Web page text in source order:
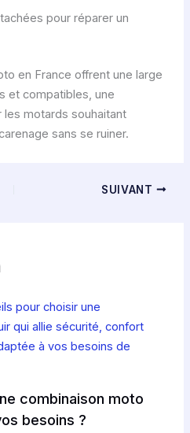
pour réparer un
en France offrent une large
et compatibles, une
motards souhaitant
sans se ruiner.
SUIVANT
combinaison moto
besoins ?